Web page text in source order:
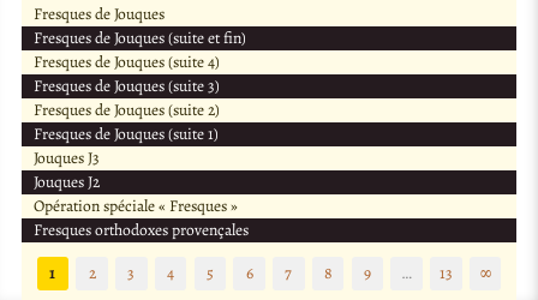
Fresques de Jouques
Fresques de Jouques (suite et fin)
Fresques de Jouques (suite 4)
Fresques de Jouques (suite 3)
Fresques de Jouques (suite 2)
Fresques de Jouques (suite 1)
Jouques J3
Jouques J2
Opération spéciale « Fresques »
Fresques orthodoxes provençales
1
2 3 4 5 6 7 8 9 … 13 ∞